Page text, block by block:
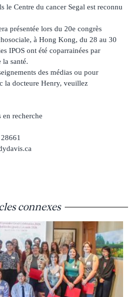
le Centre du cancer Segal est reconnu
présentée lors du 20e congrès
à Hong Kong, du 28 au 30
IPOS ont été coparrainées par
la santé.
des médias ou pour
la docteure Henry, veuillez
recherche
connexes